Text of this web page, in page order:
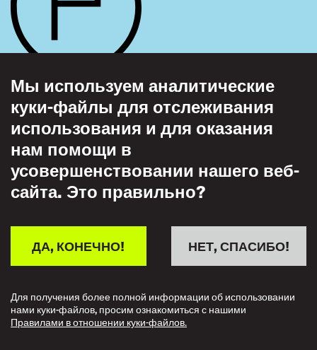
ASIA/PACIFIC
Jacqueline Tuwanakotta
IKAGI, Indonesia
EUROPE
Sandrine Nikolic-Fuss
Chair
LATIN/AMERICA
Rodrigo Maciel
Секция работников гражданской
авиации МФТ объединяет 257 членские
организации из 114 стран,
представляющих более 850,000
трудящихся.
УЗНАЙТЕ БОЛЬШЕ
ORDINARY MEMBERS
Мы используем аналитические
куки-файлы для отслеживания
использования и для оказания
нам помощи в
усовершенствовании нашего веб-
сайта. Это правильно?
НЕТ, СПАСИБО!
ДА, КОНЕЧНО!
Для получения более полной информации об использовании
нами куки-файлов, просим ознакомиться с нашими
Правилами в отношении куки-файлов.